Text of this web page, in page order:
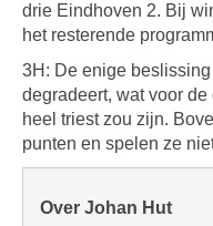
drie Eindhoven 2. Bij
het resterende
3H: De enige
degradeert, wat voor
heel triest zou zijn.
punten en spelen ze
Over Johan Hut